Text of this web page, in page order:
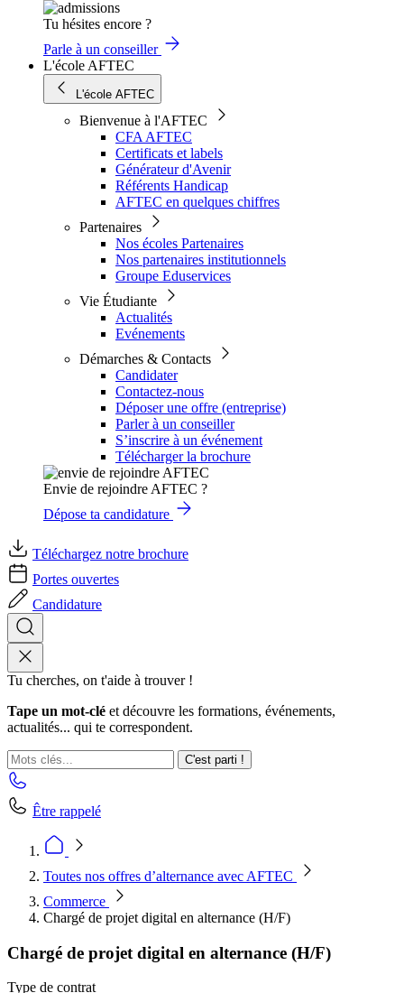
Tu hésites encore ?
Parle à un conseiller
L'école AFTEC
L'école AFTEC
Bienvenue à l'AFTEC
CFA AFTEC
Certificats et labels
Générateur d'Avenir
Référents Handicap
AFTEC en quelques chiffres
Partenaires
Nos écoles Partenaires
Nos partenaires institutionnels
Groupe Eduservices
Vie Étudiante
Actualités
Evénements
Démarches & Contacts
Candidater
Contactez-nous
Déposer une offre (entreprise)
Parler à un conseiller
S’inscrire à un événement
Télécharger la brochure
Envie de rejoindre AFTEC ?
Dépose ta candidature
Téléchargez notre brochure
Portes ouvertes
Candidature
Tu cherches, on t'aide à trouver !
Tape un mot-clé et découvre les formations, événements,
actualités... qui te correspondent.
C'est parti !
Être rappelé
Toutes nos offres d’alternance avec AFTEC
Commerce
Chargé de projet digital en alternance (H/F)
Chargé de projet digital en alternance (H/F)
Type de contrat